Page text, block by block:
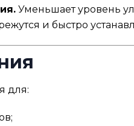
Уменьшает уровень
и быстро
для: